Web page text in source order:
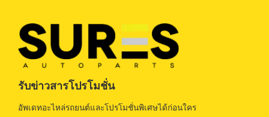
รับข่าวสารโปรโมชั่น
อัพเดทอะไหล่รถยนต์และโปรโมชั่นพิเศษได้ก่อนใคร